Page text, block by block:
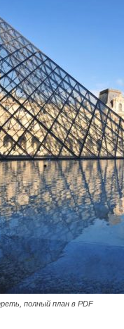
полный план в PDF